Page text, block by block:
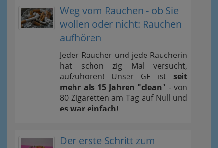
Weg vom Rauchen - ob Sie
wollen oder nicht: Rauchen
aufhören
Jeder Raucher und jede Raucherin
hat schon zig Mal versucht,
aufzuhören! Unser GF ist seit
mehr als 15 Jahren "clean" - von
80 Zigaretten am Tag auf Null und
es war einfach!
Der erste Schritt zum